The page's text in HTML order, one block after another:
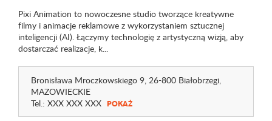
Pixi Animation to nowoczesne studio tworzące kreatywne
filmy i animacje reklamowe z wykorzystaniem sztucznej
inteligencji (AI). Łączymy technologię z artystyczną wizją, aby
dostarczać realizacje, k...
Bronisława Mroczkowskiego 9, 26-800 Białobrzegi,
MAZOWIECKIE
Tel.: XXX XXX XXX POKAŻ